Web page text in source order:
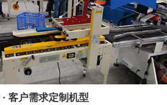
客户需求定制机型